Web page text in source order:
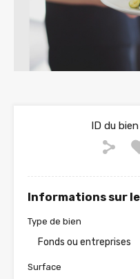
ID du bien
Informations sur
Type de bien
Fonds ou entreprises
Surface